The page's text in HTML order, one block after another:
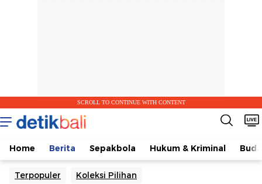
SCROLL TO CONTINUE WITH CONTENT
Home Berita Sepakbola Hukum & Kriminal
Terpopuler Koleksi Pilihan